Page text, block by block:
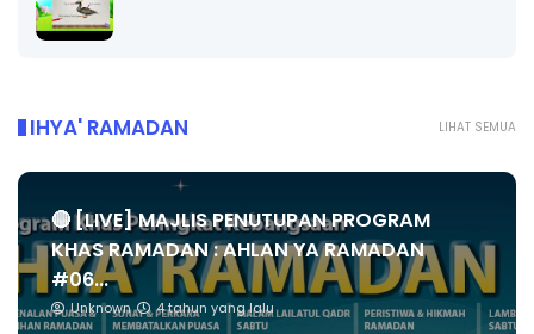
LIHAT SEMUA
IHYA' RAMADAN
🔴 [LIVE] MAJLIS PENUTUPAN PROGRAM
KHAS RAMADAN : AHLAN YA RAMADAN
#06...
Unknown 4 tahun yang lalu